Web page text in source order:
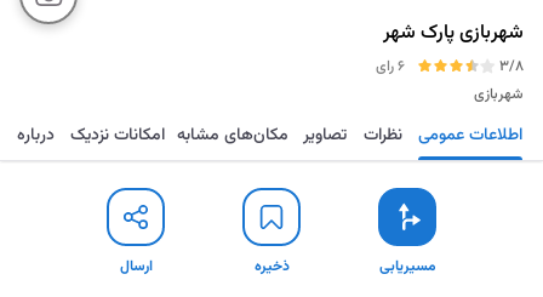
شهربازی پارک شهر
3/8
6 رای
شهربازی
مسیریابی ذخیره ارسال اطلاعات عمومی نظرات تصاویر مکان‌های مشابه امکانات نزدیک درباره
مسیریابی ذخیره ارسال